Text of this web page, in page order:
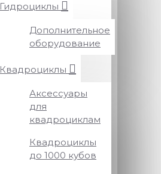
Гидроциклы
Дополнительное
оборудование
Квадроциклы
Аксессуары
для
квадроциклам
Квадроциклы
до 1000 кубов